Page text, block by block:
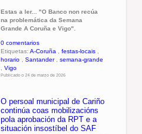
Estas a ler... "O Banco non recúa
na problemática da Semana
Grande A Coruña e Vigo".
0 comentarios
Etiquetas: A-Coruña , festas-locais ,
horario , Santander, semana-grande
, Vigo
Publicado o 24 de marzo de 2026
O persoal municipal de Cariño
continúa coas mobilizacións
pola aprobación da RPT e a
situación insostíbel do SAF